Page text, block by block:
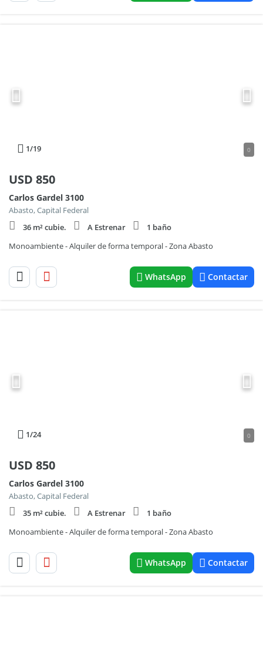
1/19 0
USD 850
Carlos Gardel 3100
Abasto, Capital Federal
36 m² cubie.
A Estrenar
1 baño
Monoambiente - Alquiler de forma temporal - Zona Abasto
WhatsApp Contactar
1/24 0
USD 850
Carlos Gardel 3100
Abasto, Capital Federal
35 m² cubie.
A Estrenar
1 baño
Monoambiente - Alquiler de forma temporal - Zona Abasto
WhatsApp Contactar